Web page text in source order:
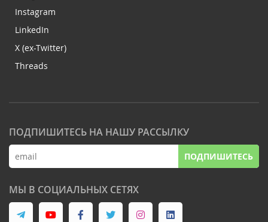
Instagram
LinkedIn
X (ex-Twitter)
Threads
ПОДПИШИТЕСЬ НА НАШУ РАССЫЛКУ
ПОДПИШИТЕСЬ
МЫ В СОЦИАЛЬНЫХ СЕТЯХ